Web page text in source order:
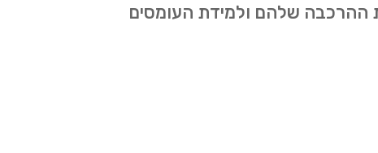
ההרכבה שלהם ולמידת העומסים